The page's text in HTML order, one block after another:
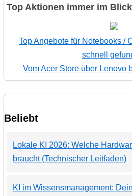
Top Aktionen immer im Blick
Top Angebote für Notebooks /
schnell
Vom Acer Store über Lenovo
Beliebt
Lokale KI 2026: Welche
braucht (Technischer Leitfaden)
KI im Wissensmanagement: